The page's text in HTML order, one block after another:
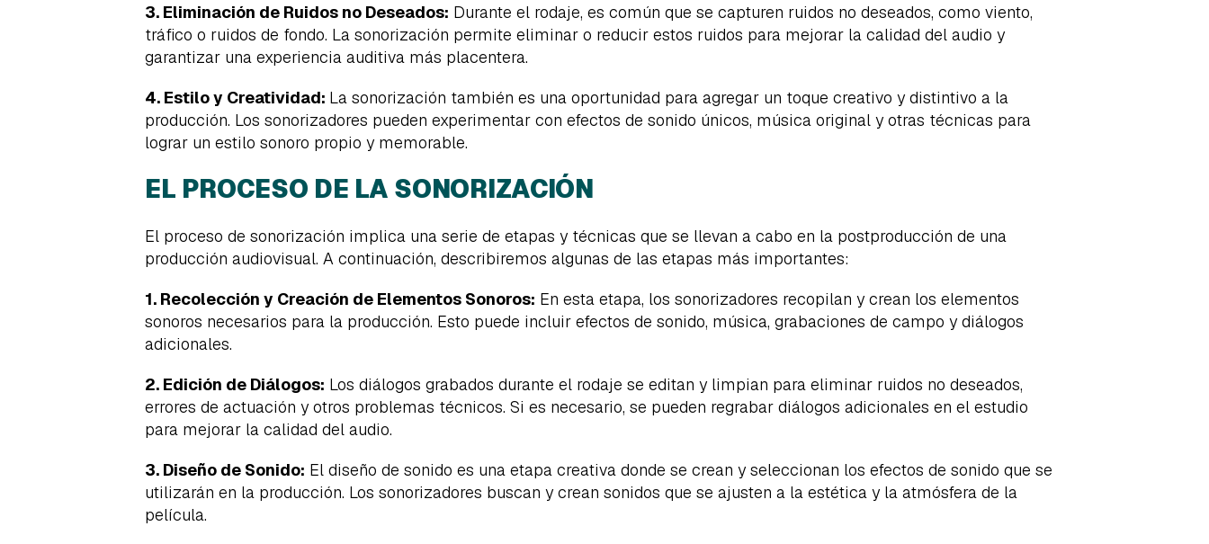
3. Eliminación de Ruidos no Deseados: Durante el rodaje, es común que se capturen ruidos no deseados, como viento,
tráfico o ruidos de fondo. La sonorización permite eliminar o reducir estos ruidos para mejorar la calidad del audio y
garantizar una experiencia auditiva más placentera.
4. Estilo y Creatividad: La sonorización también es una oportunidad para agregar un toque creativo y distintivo a la
producción. Los sonorizadores pueden experimentar con efectos de sonido únicos, música original y otras técnicas para
lograr un estilo sonoro propio y memorable.
EL PROCESO DE LA SONORIZACIÓN
El proceso de sonorización implica una serie de etapas y técnicas que se llevan a cabo en la postproducción de una
producción audiovisual. A continuación, describiremos algunas de las etapas más importantes:
1. Recolección y Creación de Elementos Sonoros: En esta etapa, los sonorizadores recopilan y crean los elementos
sonoros necesarios para la producción. Esto puede incluir efectos de sonido, música, grabaciones de campo y diálogos
adicionales.
2. Edición de Diálogos: Los diálogos grabados durante el rodaje se editan y limpian para eliminar ruidos no deseados,
errores de actuación y otros problemas técnicos. Si es necesario, se pueden regrabar diálogos adicionales en el estudio
para mejorar la calidad del audio.
3. Diseño de Sonido: El diseño de sonido es una etapa creativa donde se crean y seleccionan los efectos de sonido que se
utilizarán en la producción. Los sonorizadores buscan y crean sonidos que se ajusten a la estética y la atmósfera de la
película.